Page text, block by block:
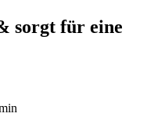
sorgt für eine